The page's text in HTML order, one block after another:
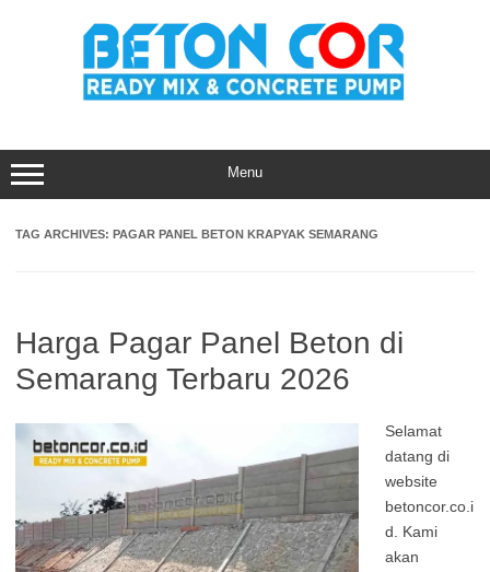
Menu
TAG ARCHIVES: PAGAR PANEL BETON KRAPYAK SEMARANG
Harga Pagar Panel Beton di
Semarang Terbaru 2026
Selamat
datang di
website
betoncor.co.i
d. Kami
akan